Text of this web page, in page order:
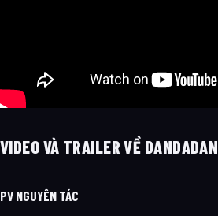
VIDEO VÀ TRAILER VỀ DANDADAN
PV NGUYÊN TÁC